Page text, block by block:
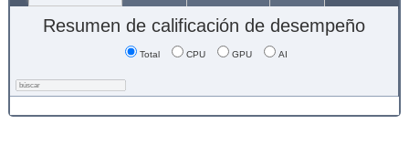
Resumen de calificación de desempeño
Total CPU GPU AI